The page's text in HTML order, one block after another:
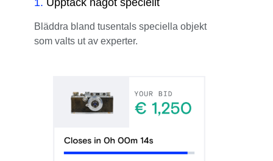
Bläddra bland tusentals speciella objekt
som valts ut av experter.